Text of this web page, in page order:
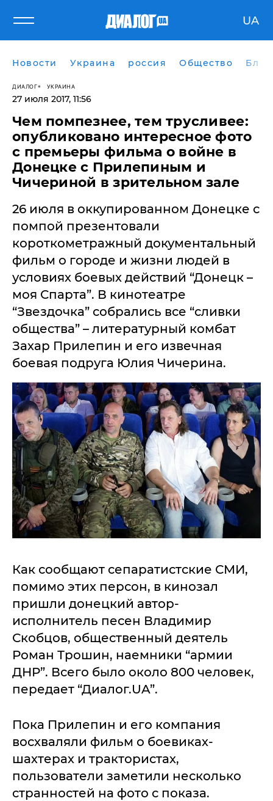
UA
Новости Украина россия Общество
ДИАЛОГ УКРАИНА
27 июля 2017, 11:56
Чем помпезнее, тем трусливее:
опубликовано интересное фото
с премьеры фильма о войне в
Донецке с Прилепиным и
Чичериной в зрительном зале
26 июля в оккупированном Донецке с
помпой презентовали
короткометражный документальный
фильм о городе и жизни людей в
условиях боевых действий “Донецк –
моя Спарта”. В кинотеатре
“Звездочка” собрались все “сливки
общества” – литературный комбат
Захар Прилепин и его извечная
боевая подруга Юлия Чичерина.
Как сообщают сепаратистские СМИ,
помимо этих персон, в кинозал
пришли донецкий автор-
исполнитель песен Владимир
Скобцов, общественный деятель
Роман Трошин, наемники “армии
ДНР”. Всего было около 800 человек,
передает “Диалог.UA”.
Пока Прилепин и его компания
восхваляли фильм о боевиках-
шахтерах и трактористах,
пользователи заметили несколько
странностей на фото с показа.